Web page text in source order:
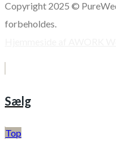
Copyright 2025 ©
forbeholdes.
Sælg
Top